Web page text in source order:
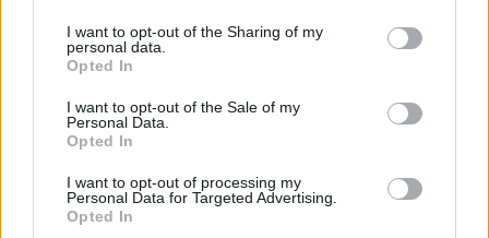
not limited to your visit or usage behaviour. You may click to
grant or deny consent to Google and its third-party tags to
use your data for below specified purposes in below Google
consent section.
I want to opt-out of the Sharing of my
personal data.
Opted In
I want to opt-out of the Sale of my
Personal Data.
Opted In
I want to opt-out of processing my
Personal Data for Targeted Advertising.
Opted In
GAMING NEWS